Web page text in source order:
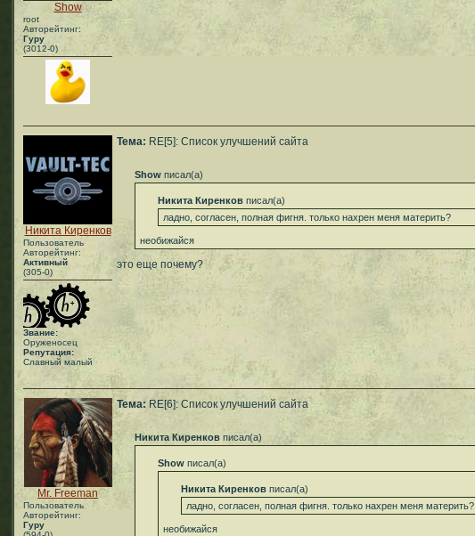
Show
root
Авторейтинг:
Гуру
(3012-0)
Никита Киренков
Пользователь
Авторейтинг:
Активный
(305-0)
Звание:
Оруженосец
Репутация:
Славный малый
Тема: RE[5]: Список улучшений сайта
Show писал(а)
Никита Киренков писал(а)
ладно, согласен, полная фигня. только нахрен меня материть?
необижайся
это еще почему?
Mr. Freeman
Пользователь
Авторейтинг:
Гуру
Тема: RE[6]: Список улучшений сайта
Никита Киренков писал(а)
Show писал(а)
Никита Киренков писал(а)
ладно, согласен, полная фигня. только нахрен меня материть?
необижайся